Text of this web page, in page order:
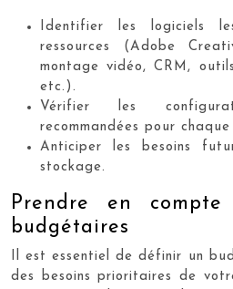
Identifier les logiciels
ressources (Adobe
montage vidéo, CRM,
etc.).
Vérifier les
recommandées pour
Anticiper les besoins
stockage.
Prendre en
budgétaires
Il est essentiel de définir un
des besoins prioritaires de